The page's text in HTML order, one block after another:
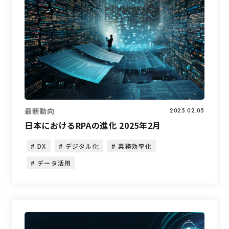
最新動向 2025.02.05
日本におけるRPAの進化 2025年2月
DX デジタル化
業務効率化
データ活用